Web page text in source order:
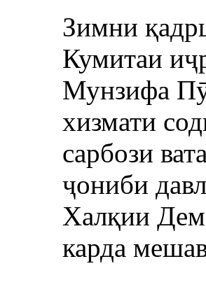
Зимни
Кумитаи
Мунзифа
хизмати
сарбози
ҷониби
Халқии
карда